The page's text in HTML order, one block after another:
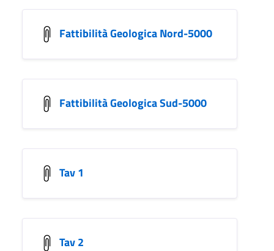
Fattibilità Geologica Nord-5000
Fattibilità Geologica Sud-5000
Tav 1
Tav 2